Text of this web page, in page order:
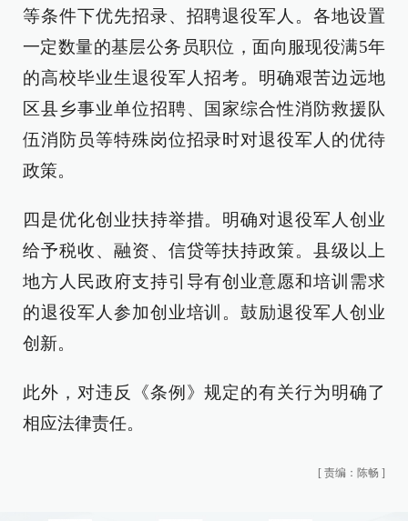
等条件下优先招录、招聘退役军人。各地设置
一定数量的基层公务员职位，面向服现役满5年
的高校毕业生退役军人招考。明确艰苦边远地
区县乡事业单位招聘、国家综合性消防救援队
伍消防员等特殊岗位招录时对退役军人的优待
政策。
四是优化创业扶持举措。明确对退役军人创业
给予税收、融资、信贷等扶持政策。县级以上
地方人民政府支持引导有创业意愿和培训需求
的退役军人参加创业培训。鼓励退役军人创业
创新。
此外，对违反《条例》规定的有关行为明确了
相应法律责任。
[ 责编：陈畅 ]